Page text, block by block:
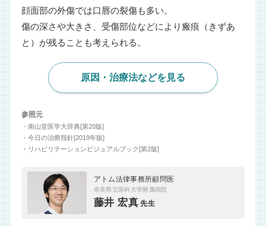
顔面部の外傷では口唇の裂傷も多い。
傷の深さや大きさ、受傷部位などにより瘢痕（きずあ
と）が残ることも考えられる。
原因・治療法などを見る
参照元
・南山堂医学大辞典[第20版]
・今日の治療指針[2019年版]
・リハビリテーションビジュアルブック[第2版]
アトム法律事務所顧問医
奈良県立医科大学附属病院
藤井 宏真 先生